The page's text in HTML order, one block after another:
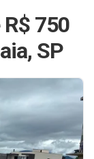
750
SP